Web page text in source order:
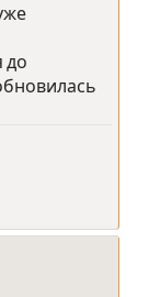
до